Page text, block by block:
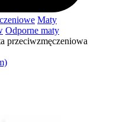
Maty
Odporne maty
przeciwzmęczeniowa